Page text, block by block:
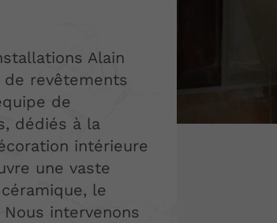
Alain
de revêtements
de
dédiés à la
intérieure
une vaste
le
intervenons